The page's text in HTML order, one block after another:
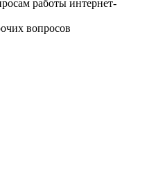
работы интернет-
вопросов